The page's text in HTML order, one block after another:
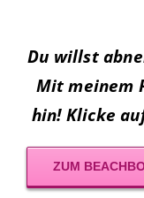
Du willst
Mit meinem
hin! Klicke
ZUM